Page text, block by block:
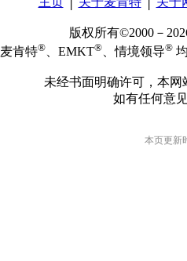
版权所有©2000－
麦肯特® 、EMKT® 、情境领导®
未经书面明确许可，本
如有任何意
本页更新